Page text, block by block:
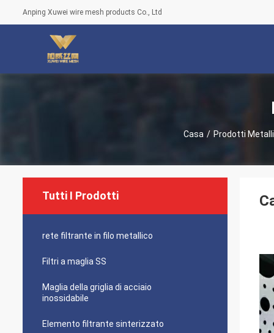
Anping Xuwei wire mesh products Co., Ltd
Casa / Prodotti
Tutti I Prodotti
rete filtrante in filo metallico
Filtri a maglia SS
Maglia della griglia di acciaio
inossidabile
Elemento filtrante sinterizzato